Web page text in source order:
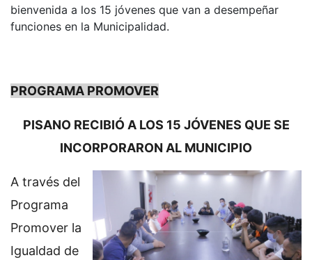
bienvenida a los 15 jóvenes que van a desempeñar
funciones en la Municipalidad.
PROGRAMA PROMOVER
PISANO RECIBIÓ A LOS 15 JÓVENES QUE SE
INCORPORARON AL MUNICIPIO
A través del
Programa
Promover la
Igualdad de